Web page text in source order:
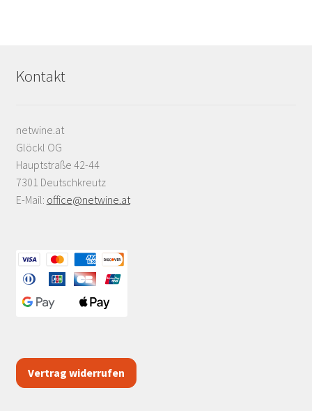
Kontakt
netwine.at
Glöckl OG
Hauptstraße 42-44
7301 Deutschkreutz
E-Mail: office@netwine.at
Vertrag widerrufen